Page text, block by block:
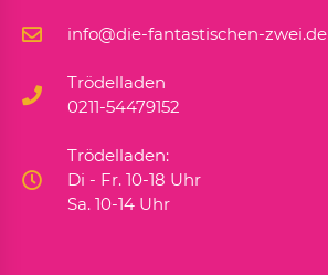
info@die-fantastischen-zwei.de
Trödelladen
0211-54479152
Trödelladen:
Di - Fr. 10-18 Uhr
Sa. 10-14 Uhr